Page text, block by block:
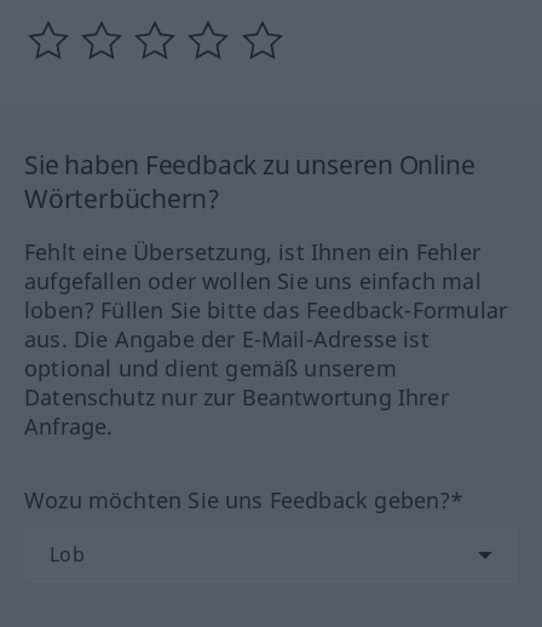
Sie haben Feedback zu unseren Online
Wörterbüchern?
Fehlt eine Übersetzung, ist Ihnen ein Fehler
aufgefallen oder wollen Sie uns einfach mal
loben? Füllen Sie bitte das Feedback-Formular
aus. Die Angabe der E-Mail-Adresse ist
optional und dient gemäß unserem
Datenschutz nur zur Beantwortung Ihrer
Anfrage.
Wozu möchten Sie uns Feedback geben?*